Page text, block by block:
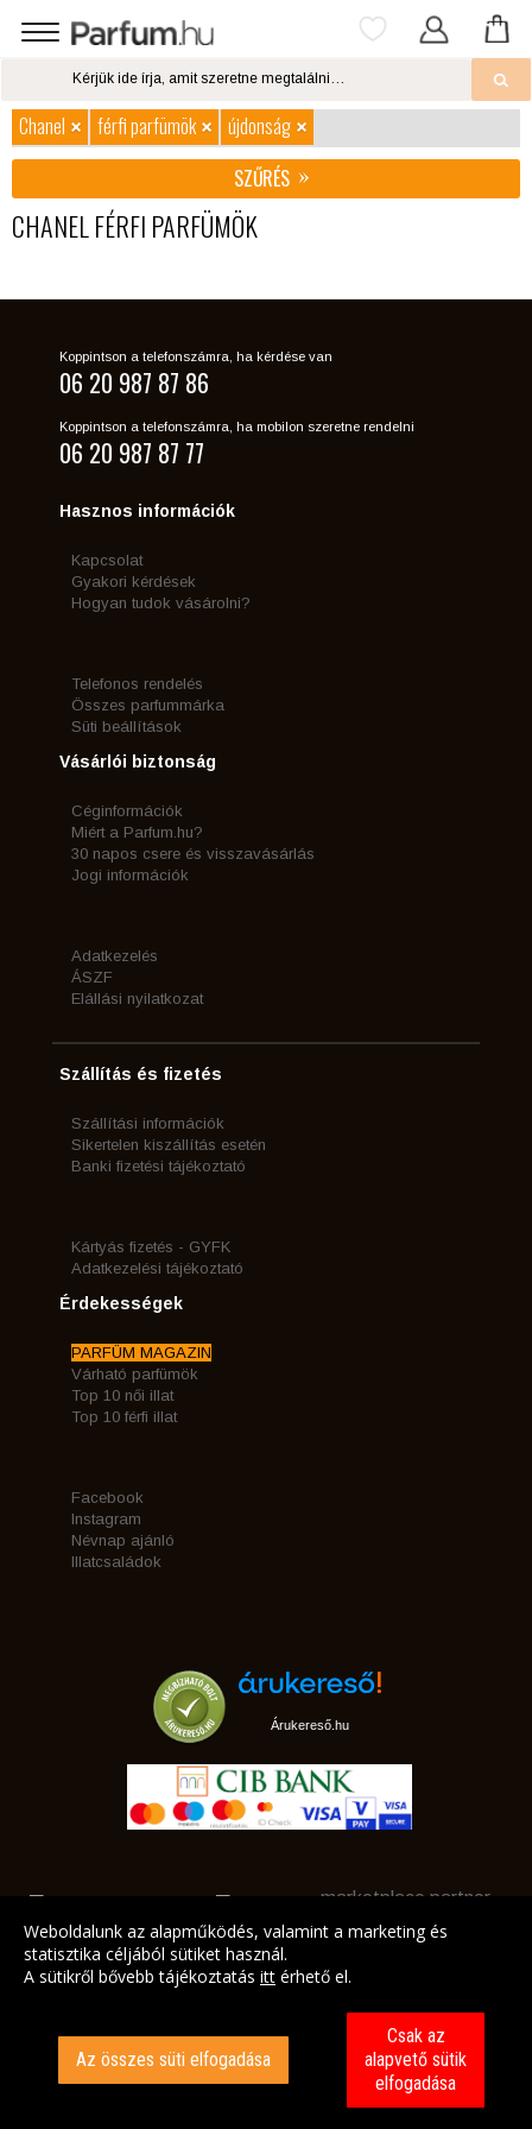
Chanel férfi parfümök
újdonság
SZŰRÉS
CHANEL FÉRFI PARFÜMÖK
Koppintson a telefonszámra, ha kérdése van
06 20 987 87 86
Koppintson a telefonszámra, ha mobilon szeretne rendelni
06 20 987 87 77
Hasznos információk
Kapcsolat
Gyakori kérdések
Hogyan tudok vásárolni?
Telefonos rendelés
Összes parfummárka
Süti beállítások
Vásárlói biztonság
Céginformációk
Miért a Parfum.hu?
30 napos csere és visszavásárlás
Jogi információk
Adatkezelés
ÁSZF
Elállási nyilatkozat
Szállítás és fizetés
Szállítási információk
Sikertelen kiszállítás esetén
Banki fizetési tájékoztató
Kártyás fizetés - GYFK
Adatkezelési tájékoztató
Érdekességek
PARFÜM MAGAZIN
Várható parfümök
Top 10 női illat
Top 10 férfi illat
Facebook
Instagram
Névnap ajánló
Illatcsaládok
Árukereső.hu
marketplace partner
Weboldalunk az alapműködés, valamint a marketing és
statisztika céljából sütiket használ.
A sütikről bővebb tájékoztatás itt érhető el.
Az összes süti elfogadása
Csak az
alapvető sütik
elfogadása